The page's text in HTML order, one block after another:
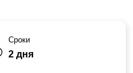
Сроки
2 дня